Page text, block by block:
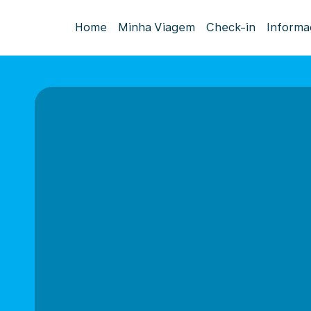
Home Minha Viagem Check-in